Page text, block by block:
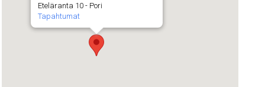
Eteläranta 10 - Pori
Tapahtumat